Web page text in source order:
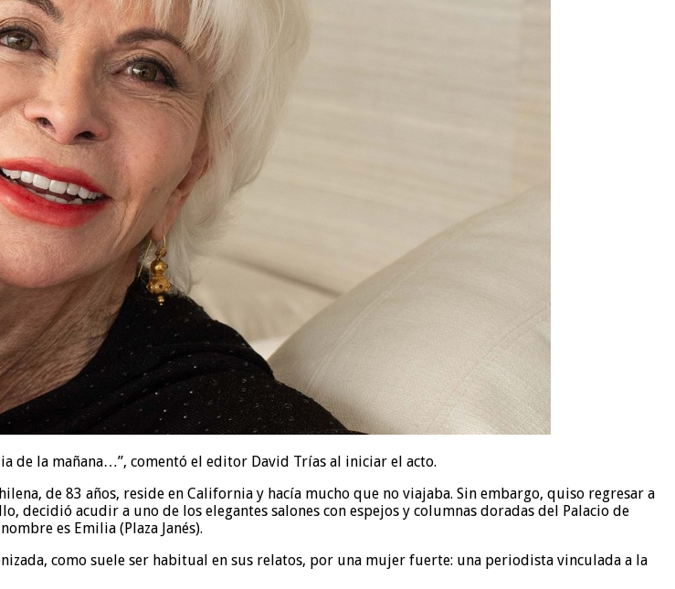
de la mañana…”, comentó el editor David Trías al iniciar el acto.
de 83 años, reside en California y hacía mucho que no viajaba. Sin embargo, quiso regresar a
decidió acudir a uno de los elegantes salones con espejos y columnas doradas del Palacio de
es Emilia (Plaza Janés).
como suele ser habitual en sus relatos, por una mujer fuerte: una periodista vinculada a la